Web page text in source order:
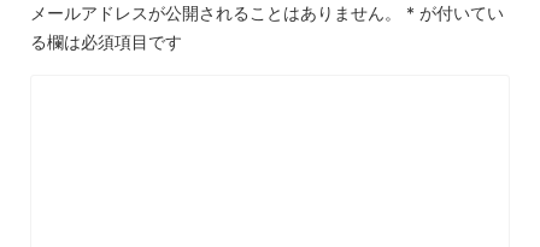
メールアドレスが公開されることはありません。 * が付いてい
る欄は必須項目です